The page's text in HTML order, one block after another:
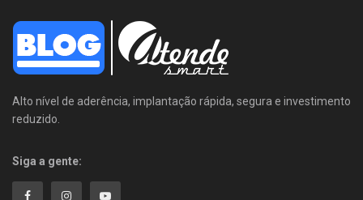
Alto nível de aderência, implantação rápida, segura e investimento
reduzido.
Siga a gente: